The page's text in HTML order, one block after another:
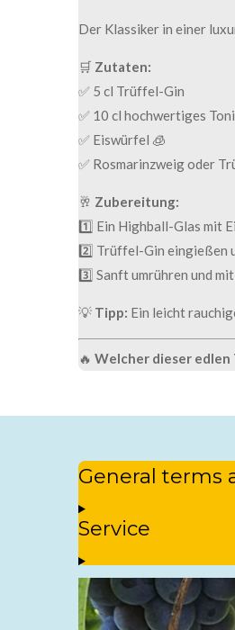
Der Klassiker in einer
🛒 Zutaten:
✅ 5 cl Trüffel-Gin
✅ 10 cl hochwertiges
✅ Eiswürfel 🧊
✅ Rosmarinzweig oder
🥂 Zubereitung:
1️⃣ Ein Highball-Glas mit
2️⃣ Trüffel-Gin eingießen
3️⃣ Sanft umrühren und
💡 Tipp: Ein leicht
🔥 Welcher dieser
General terms
Service